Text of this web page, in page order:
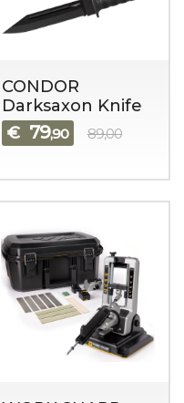
CONDOR
Darksaxon Knife
€ 79,90 89,00